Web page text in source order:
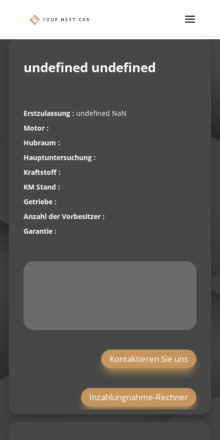
undefined undefined
Erstzulassung : undefined NaN
Motor :
Hubraum :
Hauptuntersuchung :
Kraftstoff :
KM Stand :
Getriebe :
Anzahl der Vorbesitzer :
Garantie :
Kontaktieren Sie uns
Inzahlungnahme-Rechner